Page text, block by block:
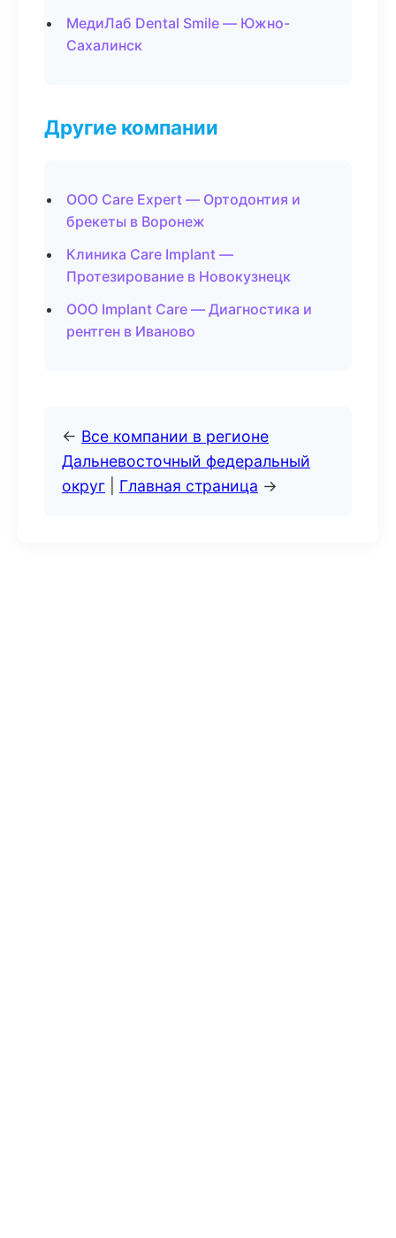
МедиЛаб Dental Smile — Южно-
Сахалинск
Другие компании
ООО Care Expert — Ортодонтия и
брекеты в Воронеж
Клиника Care Implant —
Протезирование в Новокузнецк
ООО Implant Care — Диагностика и
рентген в Иваново
← Все компании в регионе
Дальневосточный федеральный
округ
Главная страница →